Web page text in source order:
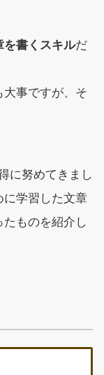
を書くスキルだ
事ですが、そ
に努めてきまし
に学習した文章
ものを紹介し